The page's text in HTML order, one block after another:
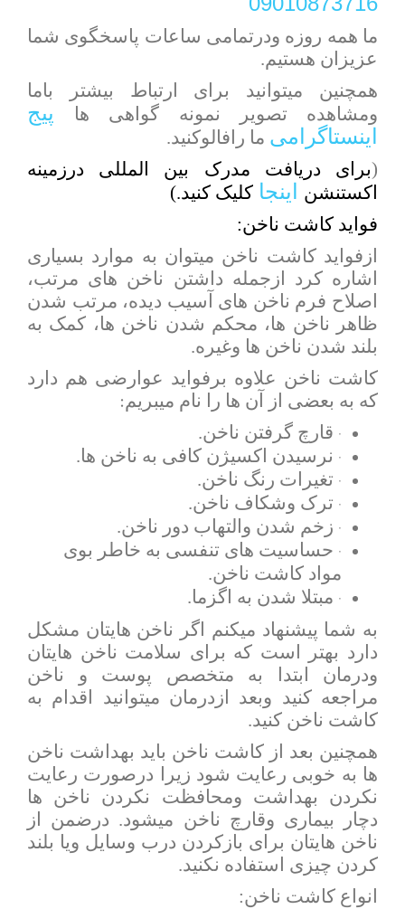
ما همه روزه ودرتمامی ساعات پاسخگوی شما
عزیزان هستیم.
همچنین میتوانید برای ارتباط بیشتر باما
ومشاهده تصویر نمونه گواهی ها
پیج
اینستاگرامی ما رافالوکنید.
(برای دریافت مدرک بین المللی درزمینه
اکستنشن اینجا کلیک کنید.)
فواید کاشت ناخن:
ازفواید کاشت ناخن میتوان به موارد بسیاری
اشاره کرد ازجمله داشتن ناخن های مرتب،
اصلاح فرم ناخن های آسیب دیده، مرتب شدن
ظاهر ناخن ها، محکم شدن ناخن ها، کمک به
بلند شدن ناخن ها وغیره.
کاشت ناخن علاوه برفواید عوارضی هم دارد
که به بعضی از آن ها را نام میبریم:
· قارچ گرفتن ناخن.
· نرسیدن اکسیژن کافی به ناخن ها.
· تغیرات رنگ ناخن.
· ترک وشکاف ناخن.
· زخم شدن والتهاب دور ناخن.
· حساسیت های تنفسی به خاطر بوی
مواد کاشت ناخن.
· مبتلا شدن به اگزما.
به شما پیشنهاد میکنم اگر ناخن هایتان مشکل
دارد بهتر است که برای سلامت ناخن هایتان
ودرمان ابتدا به متخصص پوست و ناخن
مراجعه کنید وبعد ازدرمان میتوانید اقدام به
کاشت ناخن کنید.
همچنین بعد از کاشت ناخن باید بهداشت ناخن
ها به خوبی رعایت شود زیرا درصورت رعایت
نکردن بهداشت ومحافظت نکردن ناخن ها
دچار بیماری وقارچ ناخن میشود. درضمن از
ناخن هایتان برای بازکردن درب وسایل ویا بلند
کردن چیزی استفاده نکنید.
انواع کاشت ناخن: